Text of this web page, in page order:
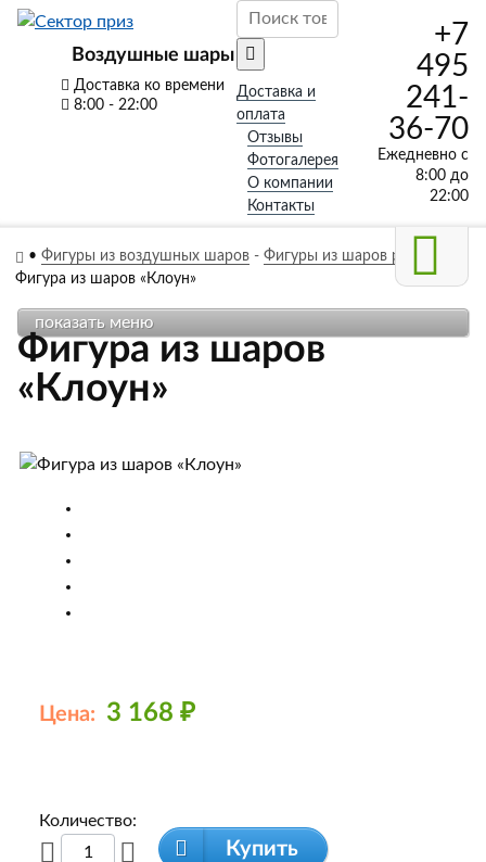
Воздушные шары
Доставка ко времени
8:00 - 22:00
Доставка и
оплата
Отзывы
Фотогалерея
О компании
Контакты
+7
495
241-
36-70
Ежедневно с
8:00 до
22:00
• Фигуры из воздушных шаров- Фигуры из шаров ребенку
Фигура из шаров «Клоун»
Фигура из шаров
«Клоун»
Цена: 3 168 ₽
Количество:
Купить
показать меню